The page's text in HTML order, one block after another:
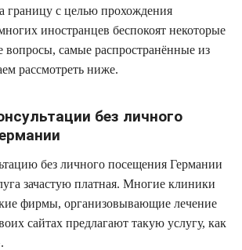
границу с целью прохождения
иностранцев беспокоят некоторые
вопросы, самые распространённые из
рассмотреть ниже.
без личного
без личного посещения Германии
зачастую платная. Многие клиники
фирмы, организовывающие лечение
сайтах предлагают такую услугу, как